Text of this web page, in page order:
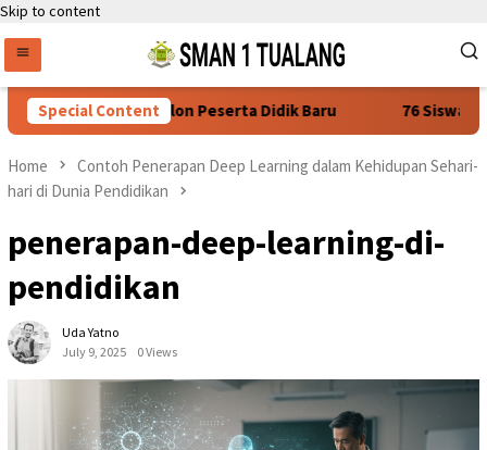
Skip to content
Special Content
Daftar Ulang. Calon Peserta Didik Baru 76 Siswa
Home
Contoh Penerapan Deep Learning dalam Kehidupan Sehari-
hari di Dunia Pendidikan
penerapan-deep-learning-di-
pendidikan
Uda Yatno
July 9, 2025
0 Views